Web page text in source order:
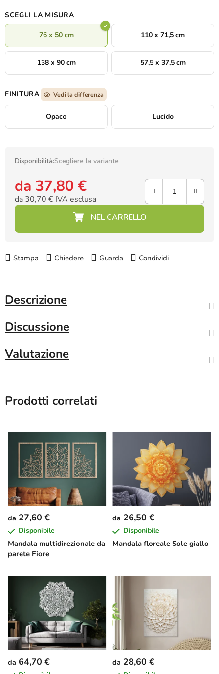
SCEGLI LA MISURA
76 x 50 cm 110 x 71,5 cm
138 x 90 cm 57,5 x 37,5 cm
FINITURA Vedi la differenza
Opaco Lucido
Disponibilità:Scegliere la variante
da 37,80 €
da 30,70 € IVA esclusa
Prezzo della misura:
Stampa Chiedere Guarda Condividi
Descrizione
Discussione
Valutazione
Prodotti correlati
Mandala multidirezionale da
parete Fiore
da 27,60 €
Disponibile
Mandala floreale Sole giallo
da 26,50 €
Disponibile
da 64,70 € da 28,60 €